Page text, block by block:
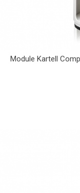
Module Kartell